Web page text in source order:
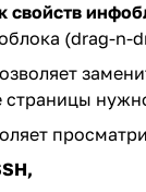
(drag-